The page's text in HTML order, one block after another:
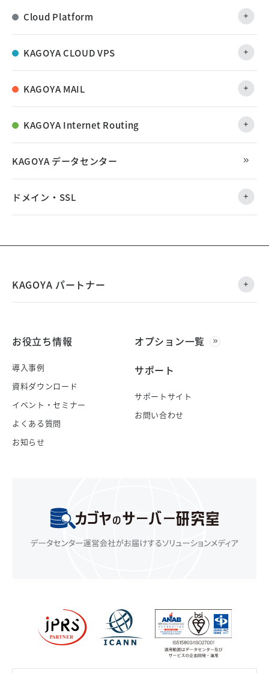
Cloud Platform
KAGOYA CLOUD VPS
KAGOYA MAIL
KAGOYA Internet Routing
KAGOYA データセンター
ドメイン・SSL
KAGOYA パートナー
お役立ち情報
導入事例
資料ダウンロード
イベント・セミナー
よくある質問
お知らせ
オプション一覧
サポート
サポートサイト
お問い合わせ